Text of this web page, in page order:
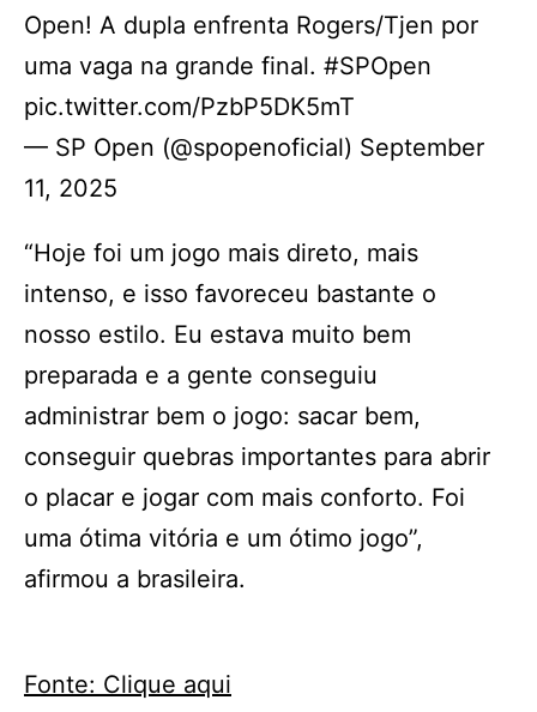
Open! A dupla enfrenta Rogers/Tjen por
uma vaga na grande final. #SPOpen
pic.twitter.com/PzbP5DK5mT
— SP Open (@spopenoficial) September
11, 2025
“Hoje foi um jogo mais direto, mais
intenso, e isso favoreceu bastante o
nosso estilo. Eu estava muito bem
preparada e a gente conseguiu
administrar bem o jogo: sacar bem,
conseguir quebras importantes para abrir
o placar e jogar com mais conforto. Foi
uma ótima vitória e um ótimo jogo”,
afirmou a brasileira.
Fonte: Clique aqui